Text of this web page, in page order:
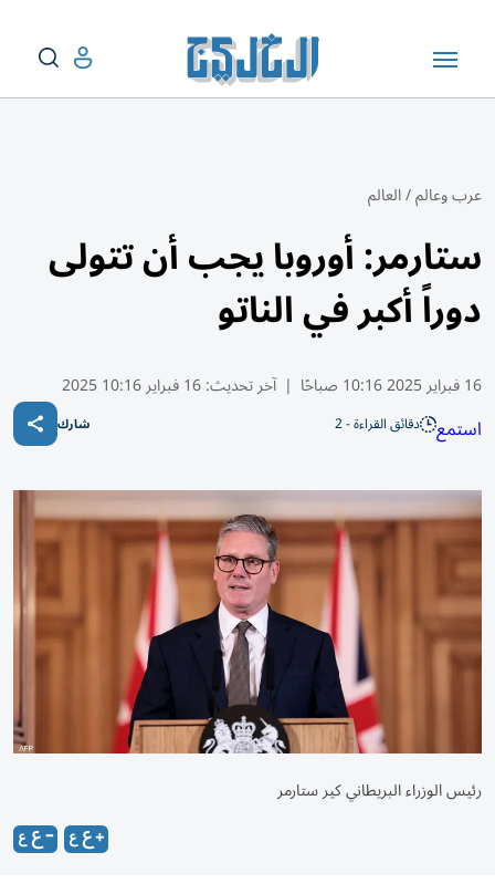
عرب وعالم/العالم
ستارمر: أوروبا يجب أن تتولى
دوراً أكبر في الناتو
16 فبراير 2025 10:16 صباحًا | آخر تحديث:16 فبراير 10:16 2025
استمع دقائق القراءة - 2 شارك
رئيس الوزراء البريطاني كير ستارمر